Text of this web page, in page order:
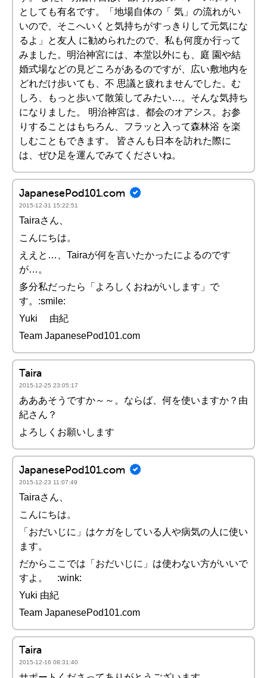
としても有名です。「地場自体の「 気」の流れがい
いので、そこへいくと気持ちがすっきりして元気にな
るよ」と友人 に勧められたので、私も何度か行って
みました。明治神宮には、本堂以外にも、庭 園や結
婚式場などの見どころがあるのですが、広い敷地内を
どれだけ歩いても、不 思議と疲れませんでした。む
しろ、もっと歩いて散策してみたい…。そんな気持ち
になりました。 明治神宮は、都会のオアシス。お参
りすることはもちろん、フラッと入って森林浴 を楽
しむこともできます。 皆さんも日本を訪れた際に
は、ぜひ足を運んでみてくださいね。
JapanesePod101.com
2015-12-31 15:22:51
Tairaさん、
こんにちは。
ええと…、Tairaが何を言いたかったによるのです
が…。
多分私だったら「よろしくおねがいします」で
す。:smile:
Yuki 由紀
Team JapanesePod101.com
Taira
2015-12-25 23:05:17
あああそうですか～～。ならば、何を使いますか？由
紀さん？
よろしくお願いします
JapanesePod101.com
2015-12-23 11:07:49
Tairaさん、
こんにちは。
「おだいじに」はケガをしている人や病気の人に使い
ます。
だからここでは「おだいじに」は使わない方がいいで
すよ。 :wink:
Yuki 由紀
Team JapanesePod101.com
Taira
2015-12-16 08:31:40